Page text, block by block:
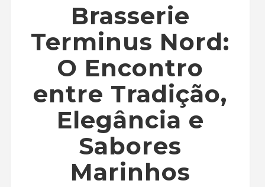
Brasserie
Terminus Nord:
O Encontro
entre Tradição,
Elegância e
Sabores
Marinhos